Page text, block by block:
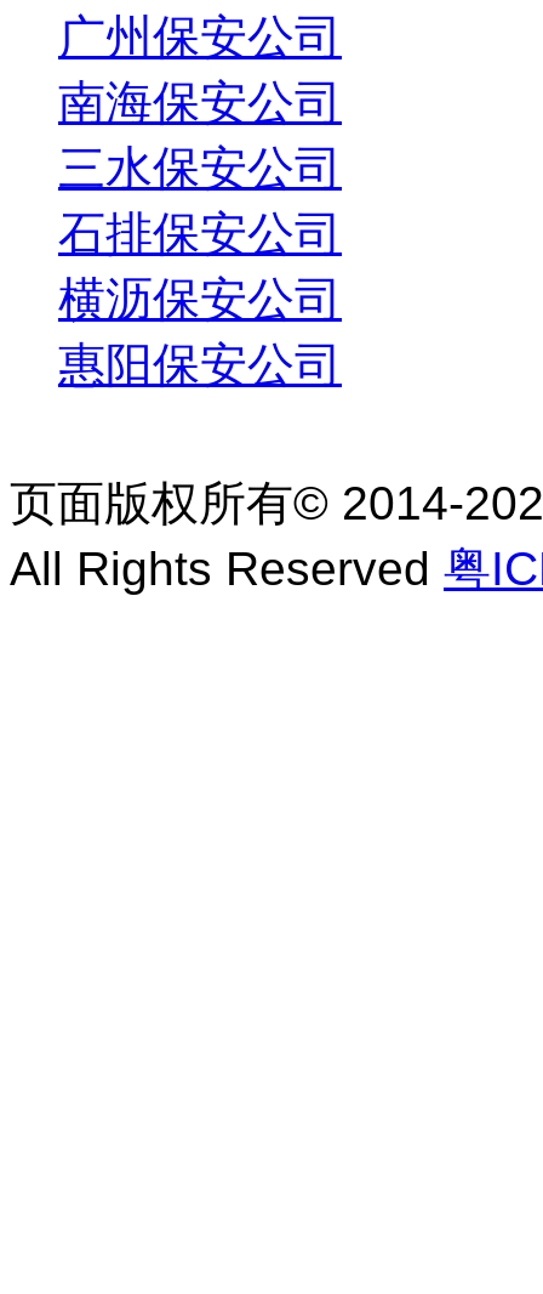
广州保安公司
南海保安公司
三水保安公司
石排保安公司
横沥保安公司
惠阳保安公司
页面版权所有© 2014-
All Rights Reserved 粤